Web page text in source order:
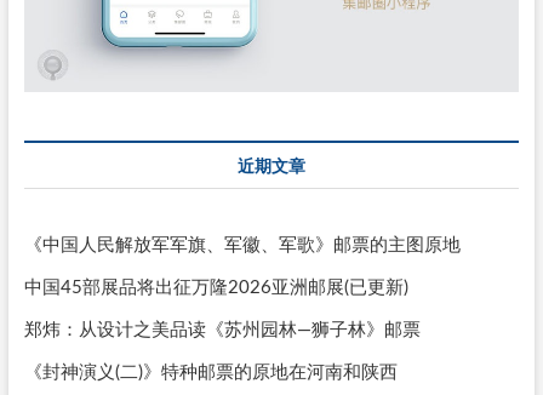
近期文章
《中国人民解放军军旗、军徽、军歌》邮票的主图原地
中国45部展品将出征万隆2026亚洲邮展(已更新)
郑炜：从设计之美品读《苏州园林—狮子林》邮票
《封神演义(二)》特种邮票的原地在河南和陕西